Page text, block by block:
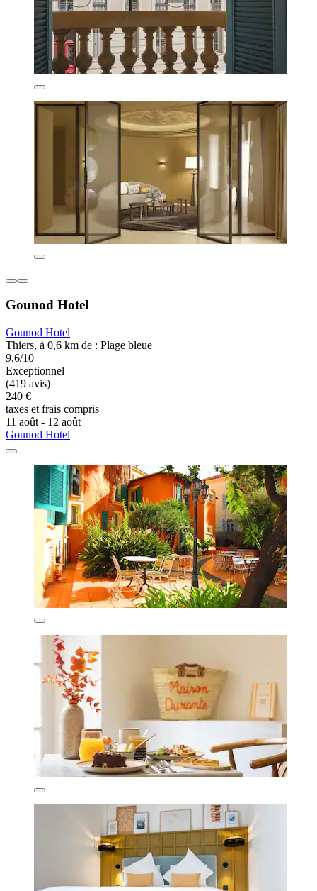
Gounod Hotel
Gounod Hotel
Thiers, à 0,6 km de : Plage bleue
9,6/10
Exceptionnel
(419 avis)
240 €
taxes et frais compris
11 août - 12 août
Gounod Hotel